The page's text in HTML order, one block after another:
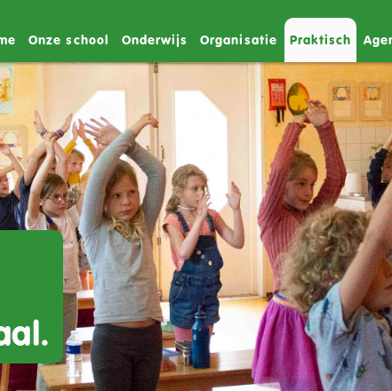
Onze school Onderwijs Organisatie Praktisch